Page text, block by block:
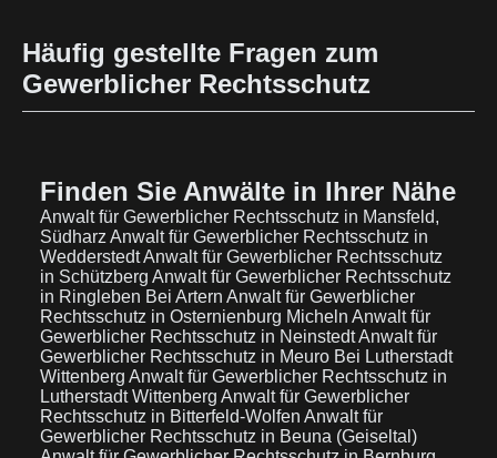
Häufig gestellte Fragen zum
Gewerblicher Rechtsschutz
Finden Sie Anwälte in Ihrer Nähe
Anwalt für Gewerblicher Rechtsschutz in Mansfeld,
Südharz Anwalt für Gewerblicher Rechtsschutz in
WedderstedtAnwalt für Gewerblicher Rechtsschutz
in Schützberg Anwalt für Gewerblicher Rechtsschutz
in Ringleben Bei Artern Anwalt für Gewerblicher
Rechtsschutz in Osternienburg Micheln Anwalt für
Gewerblicher Rechtsschutz in NeinstedtAnwalt für
Gewerblicher Rechtsschutz in Meuro Bei Lutherstadt
Wittenberg Anwalt für Gewerblicher Rechtsschutz in
Lutherstadt Wittenberg Anwalt für Gewerblicher
Rechtsschutz in Bitterfeld-Wolfen Anwalt für
Gewerblicher Rechtsschutz in Beuna (Geiseltal)